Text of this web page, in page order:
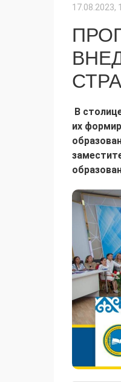
17.08.2023,
В
их